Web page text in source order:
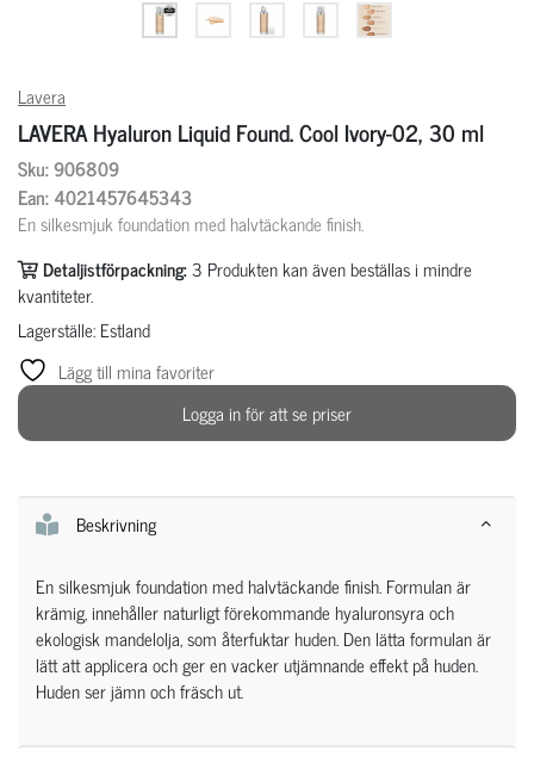
Lavera
LAVERA Hyaluron Liquid Found. Cool Ivory-02, 30 ml
Sku: 906809
Ean: 4021457645343
En silkesmjuk foundation med halvtäckande finish.
Detaljistförpackning:3 Produkten kan även beställas i mindre
kvantiteter.
Lagerställe: Estland
Lägg till mina favoriter
Logga in för att se priser
Beskrivning
En silkesmjuk foundation med halvtäckande finish. Formulan är
krämig, innehåller naturligt förekommande hyaluronsyra och
ekologisk mandelolja, som återfuktar huden. Den lätta formulan är
lätt att applicera och ger en vacker utjämnande effekt på huden.
Huden ser jämn och fräsch ut.